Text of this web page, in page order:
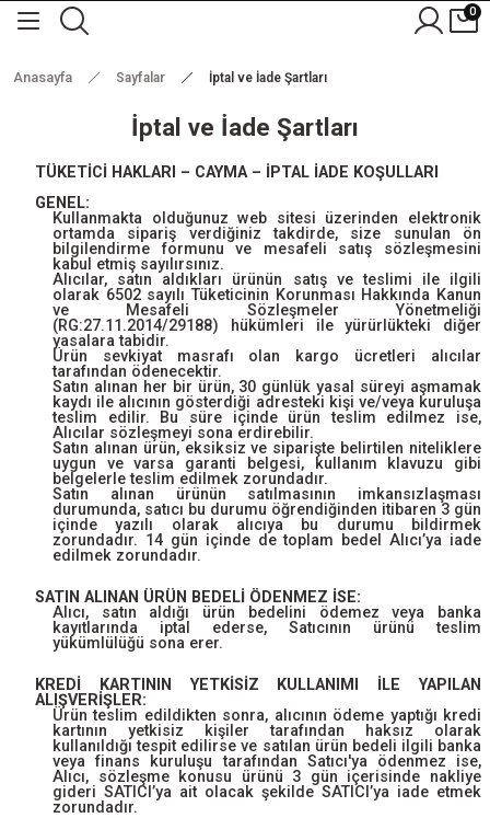
0
Anasayfa Sayfalar İptal ve İade Şartları
İptal ve İade Şartları
TÜKETİCİ HAKLARI – CAYMA – İPTAL İADE KOŞULLARI
GENEL:
Kullanmakta olduğunuz web sitesi üzerinden elektronik
ortamda sipariş verdiğiniz takdirde, size sunulan ön
bilgilendirme formunu ve mesafeli satış sözleşmesini
kabul etmiş sayılırsınız.
Alıcılar, satın aldıkları ürünün satış ve teslimi ile ilgili
olarak 6502 sayılı Tüketicinin Korunması Hakkında Kanun
ve Mesafeli Sözleşmeler Yönetmeliği
(RG:27.11.2014/29188) hükümleri ile yürürlükteki diğer
yasalara tabidir.
Ürün sevkiyat masrafı olan kargo ücretleri alıcılar
tarafından ödenecektir.
Satın alınan her bir ürün, 30 günlük yasal süreyi aşmamak
kaydı ile alıcının gösterdiği adresteki kişi ve/veya kuruluşa
teslim edilir. Bu süre içinde ürün teslim edilmez ise,
Alıcılar sözleşmeyi sona erdirebilir.
Satın alınan ürün, eksiksiz ve siparişte belirtilen niteliklere
uygun ve varsa garanti belgesi, kullanım klavuzu gibi
belgelerle teslim edilmek zorundadır.
Satın alınan ürünün satılmasının imkansızlaşması
durumunda, satıcı bu durumu öğrendiğinden itibaren 3 gün
içinde yazılı olarak alıcıya bu durumu bildirmek
zorundadır. 14 gün içinde de toplam bedel Alıcı’ya iade
edilmek zorundadır.
SATIN ALINAN ÜRÜN BEDELİ ÖDENMEZ İSE:
Alıcı, satın aldığı ürün bedelini ödemez veya banka
kayıtlarında iptal ederse, Satıcının ürünü teslim
yükümlülüğü sona erer.
KREDİ KARTININ YETKİSİZ KULLANIMI İLE YAPILAN
ALIŞVERİŞLER:
Ürün teslim edildikten sonra, alıcının ödeme yaptığı kredi
kartının yetkisiz kişiler tarafından haksız olarak
kullanıldığı tespit edilirse ve satılan ürün bedeli ilgili banka
veya finans kuruluşu tarafından Satıcı'ya ödenmez ise,
Alıcı, sözleşme konusu ürünü 3 gün içerisinde nakliye
gideri SATICI’ya ait olacak şekilde SATICI’ya iade etmek
zorundadır.